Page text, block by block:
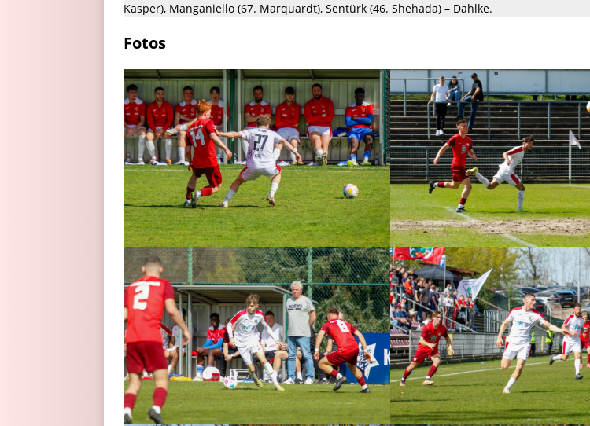
Kasper), Manganiello (67. Marquardt), Sentürk (46. Shehada) – Dahlke.
Fotos